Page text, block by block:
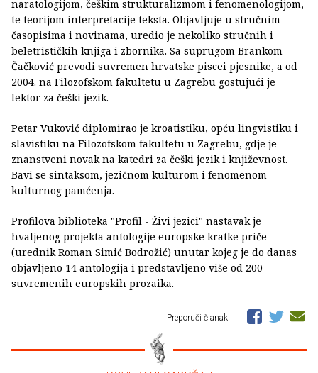
naratologijom, češkim strukturalizmom i fenomenologijom,
te teorijom interpretacije teksta. Objavljuje u stručnim
časopisima i novinama, uredio je nekoliko stručnih i
beletrističkih knjiga i zbornika. Sa suprugom Brankom
Čačković prevodi suvremen hrvatske piscei pjesnike, a od
2004. na Filozofskom fakultetu u Zagrebu gostujući je
lektor za češki jezik.
Petar Vuković diplomirao je kroatistiku, opću lingvistiku i
slavistiku na Filozofskom fakultetu u Zagrebu, gdje je
znanstveni novak na katedri za češki jezik i književnost.
Bavi se sintaksom, jezičnom kulturom i fenomenom
kulturnog pamćenja.
Profilova biblioteka "Profil - Živi jezici" nastavak je
hvaljenog projekta antologije europske kratke priče
(urednik Roman Simić Bodrožić) unutar kojeg je do danas
objavljeno 14 antologija i predstavljeno više od 200
suvremenih europskih prozaika.
Preporuči članak